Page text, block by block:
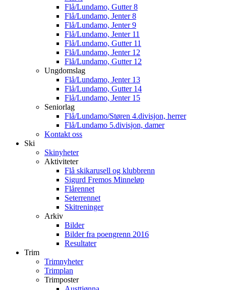
Flå/Lundamo, Gutter 8
Flå/Lundamo, Jenter 8
Flå/Lundamo, Jenter 9
Flå/Lundamo, Jenter 11
Flå/Lundamo, Gutter 11
Flå/Lundamo, Jenter 12
Flå/Lundamo, Gutter 12
Ungdomslag
Flå/Lundamo, Jenter 13
Flå/Lundamo, Gutter 14
Flå/Lundamo, Jenter 15
Seniorlag
Flå/Lundamo/Støren 4.divisjon, herrer
Flå/Lundamo 5.divisjon, damer
Kontakt oss
Ski
Skinyheter
Aktiviteter
Flå skikarusell og klubbrenn
Sigurd Fremos Minneløp
Flårennet
Seterrennet
Skitreninger
Arkiv
Bilder
Bilder fra poengrenn 2016
Resultater
Trim
Trimnyheter
Trimplan
Trimposter